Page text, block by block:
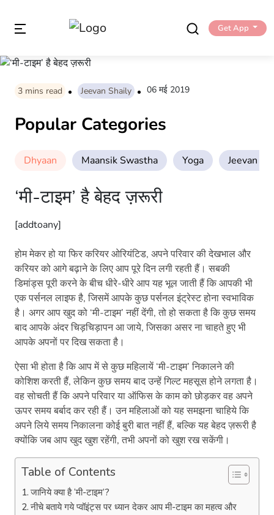
Get App
3 mins read Jeevan Shaily 06 मई 2019
Popular Categories
Dhyaan Maansik Swastha Yoga Jeevan
‘मी-टाइम’ है बेहद ज़रूरी
[addtoany]
होम मेकर हो या फिर करियर ओरियंटिड, अपने परिवार की देखभाल और
करियर को आगे बढ़ाने के लिए आप पूरे दिन लगी रहती हैं। सबकी
डिमांड्स पूरी करने के बीच धीरे-धीरे आप यह भूल जाती हैं कि आपकी भी
एक पर्सनल लाइफ है, जिसमें आपके कुछ पर्सनल इंट्रेस्ट होना स्वभाविक
है। अगर आप खुद को ‘मी-टाइम’ नहीं देंगी, तो हो सकता है कि कुछ समय
बाद आपके अंदर चिड़चिड़ापन आ जाये, जिसका असर ना चाहते हुए भी
आपके अपनों पर दिख सकता है।
ऐसा भी होता है कि आप में से कुछ महिलायें ‘मी-टाइम’ निकालने की
कोशिश करती हैं, लेकिन कुछ समय बाद उन्हें गिल्ट महसूस होने लगता है।
वह सोचती हैं कि अपने परिवार या ऑफिस के काम को छोड़कर वह अपने
ऊपर समय बर्बाद कर रही हैं। उन महिलाओं को यह समझना चाहिये कि
अपने लिये समय निकालना कोई बुरी बात नहीं हैं, बल्कि यह बेहद ज़रूरी है
क्योंकि जब आप खुद खुश रहेंगी, तभी अपनों को खुश रख सकेंगी।
Table of Contents
जानिये क्या है ‘मी-टाइम’?
नीचे बताये गये प्वॉइंट्स पर ध्यान देकर आप मी-टाइम का महत्व और